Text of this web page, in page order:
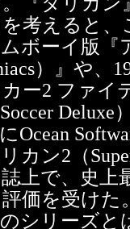
考えると、
ボーイ版『
）』や、
ー2 ファイ
Soccer
Ocean
カン2（
上で、史上
価を受けた
シリーズ